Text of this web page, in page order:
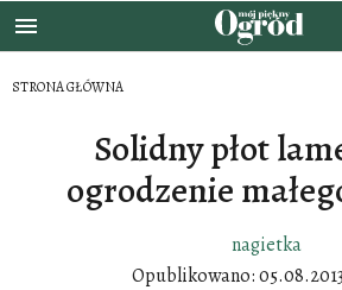
STRONA GŁÓWNA
Solidny płot
ogrodzenie
nagietka
Opublikowano: